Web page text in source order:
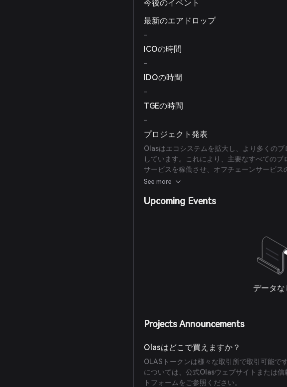
今後のイベント
最新のエアドロップ
-
ICOの時間
-
IDOの時間
-
TGEの時間
-
プロジェクト発表
Olasはエコシステムを拡大し、より多くの
しています。これにより、主要なすべての
サービスを稼働させ、オフチェーンサービ
を実現しようとしています。
See more
Upcoming Events
データな
Projects Announcements
Olasはどこで買えますか？
OLASトークンは様々な取引所で取引可能で
については、公式Olasウェブサイトまたは
トフォームをご参照ください。